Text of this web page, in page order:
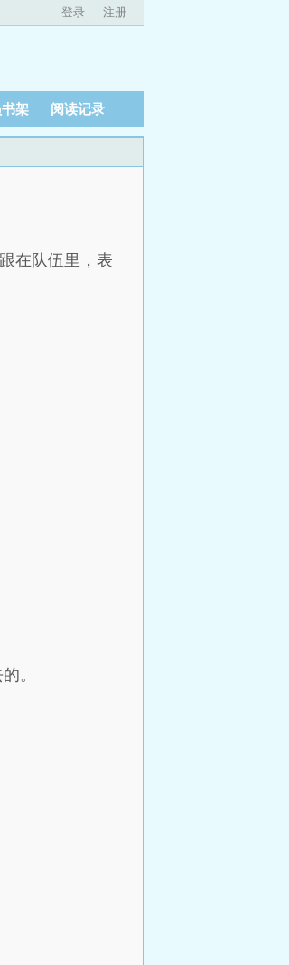
登录 注册
架 阅读记录
在队伍里，表
。